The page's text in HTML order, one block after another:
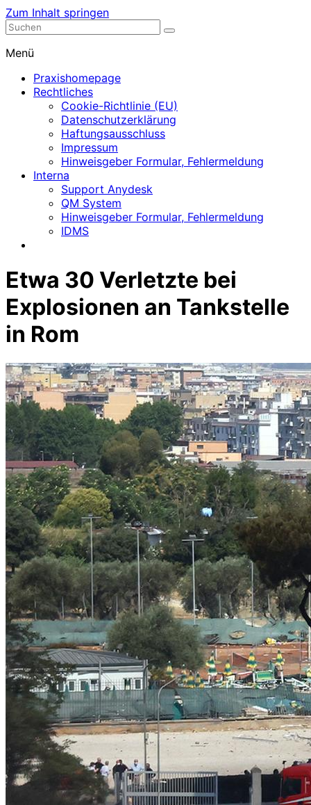
Zum Inhalt springen
Nephrologische Praxis mit Dialyse
Menü
Praxishomepage
Rechtliches
Cookie-Richtlinie (EU)
Datenschutzerklärung
Haftungsausschluss
Impressum
Hinweisgeber Formular, Fehlermeldung
Interna
Support Anydesk
QM System
Hinweisgeber Formular, Fehlermeldung
IDMS
Etwa 30 Verletzte bei
Explosionen an Tankstelle
in Rom